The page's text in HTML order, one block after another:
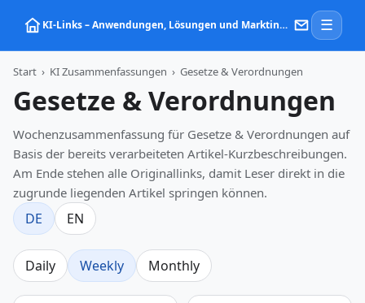
KI‑Links – Anwendungen, Lösungen und Marktinformationen zu Künstlicher Intelligenz ☰
Start › KI Zusammenfassungen › Gesetze & Verordnungen
Gesetze & Verordnungen
Wochenzusammenfassung für Gesetze & Verordnungen auf
Basis der bereits verarbeiteten Artikel-Kurzbeschreibungen.
Am Ende stehen alle Originallinks, damit Leser direkt in die
zugrunde liegenden Artikel springen können.
DE EN
Daily Weekly Monthly